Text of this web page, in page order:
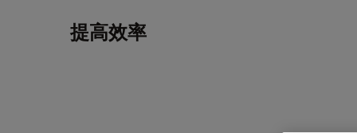
提高效率